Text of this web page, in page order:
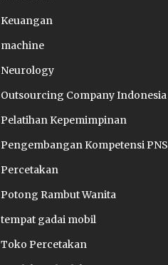
Keuangan
machine
Neurology
Outsourcing Company Indonesia
Pelatihan Kepemimpinan
Pengembangan Kompetensi PNS
Percetakan
Potong Rambut Wanita
tempat gadai mobil
Toko Percetakan